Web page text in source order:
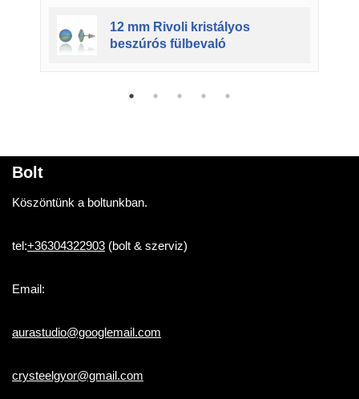
12 mm Rivoli kristályos
beszúrós fülbevaló
Bolt
Köszöntünk a boltunkban.
tel:+36304322903 (bolt & szerviz)
Email:
aurastudio@googlemail.com
crysteelgyor@gmail.com